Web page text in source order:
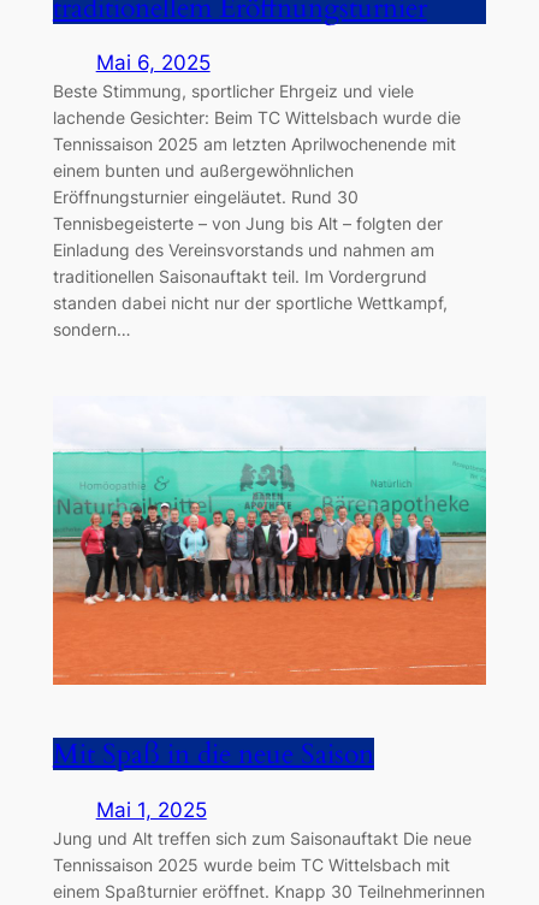
traditionellem Eröffnungsturnier
Mai 6, 2025
Beste Stimmung, sportlicher Ehrgeiz und viele
lachende Gesichter: Beim TC Wittelsbach wurde die
Tennissaison 2025 am letzten Aprilwochenende mit
einem bunten und außergewöhnlichen
Eröffnungsturnier eingeläutet. Rund 30
Tennisbegeisterte – von Jung bis Alt – folgten der
Einladung des Vereinsvorstands und nahmen am
traditionellen Saisonauftakt teil. Im Vordergrund
standen dabei nicht nur der sportliche Wettkampf,
sondern…
Mit Spaß in die neue Saison
Mai 1, 2025
Jung und Alt treffen sich zum Saisonauftakt Die neue
Tennissaison 2025 wurde beim TC Wittelsbach mit
einem Spaßturnier eröffnet. Knapp 30 Teilnehmerinnen